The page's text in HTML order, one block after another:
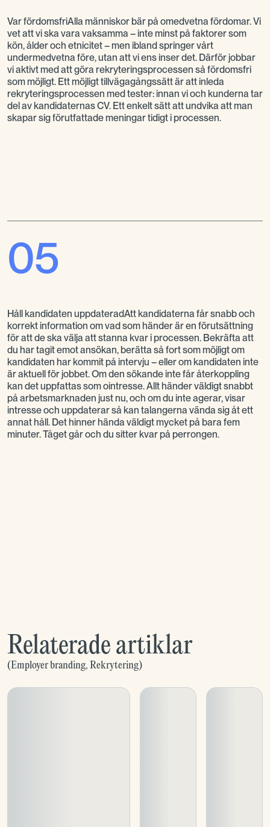
Var fördomsfriAlla människor bär på omedvetna fördomar. Vi
vet att vi ska vara vaksamma – inte minst på faktorer som
kön, ålder och etnicitet – men ibland springer vårt
undermedvetna före, utan att vi ens inser det. Därför jobbar
vi aktivt med att göra rekryteringsprocessen så fördomsfri
som möjligt. Ett möjligt tillvägagångssätt är att inleda
rekryteringsprocessen med tester: innan vi och kunderna tar
del av kandidaternas CV. Ett enkelt sätt att undvika att man
skapar sig förutfattade meningar tidigt i processen.
05
Håll kandidaten uppdateradAtt kandidaterna får snabb och
korrekt information om vad som händer är en förutsättning
för att de ska välja att stanna kvar i processen. Bekräfta att
du har tagit emot ansökan, berätta så fort som möjligt om
kandidaten har kommit på intervju – eller om kandidaten inte
är aktuell för jobbet. Om den sökande inte får återkoppling
kan det uppfattas som ointresse. Allt händer väldigt snabbt
på arbetsmarknaden just nu, och om du inte agerar, visar
intresse och uppdaterar så kan talangerna vända sig åt ett
annat håll. Det hinner hända väldigt mycket på bara fem
minuter. Tåget går och du sitter kvar på perrongen.
Relaterade artiklar
(Employer branding, Rekrytering)